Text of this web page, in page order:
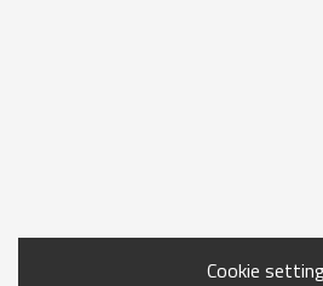
Cookie